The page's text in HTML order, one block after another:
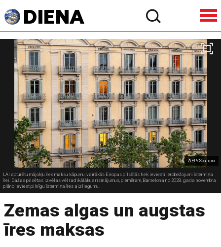
AFP/Scanpix
LAI apturētu mājokļu īres maksu kāpumu, vairākās Eiropas pilsētās tiek ieviesti ierobežojumi īstermiņa
īrei. Dažas pilsētas izvēlas vēl radikālākus risinājumus, piemēram, Barselona no 2028. gada novembra
plāno ieviest pilnīgu īstermiņa īres aizliegumu.
Zemas algas un augstas
īres maksas